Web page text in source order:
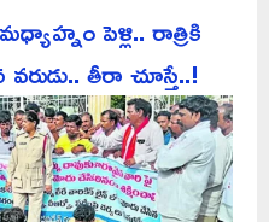
పెళ్లి.. రాత్రికి
తీరా చూస్తే..!